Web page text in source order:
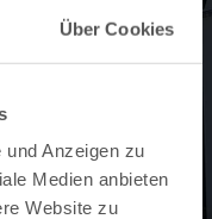
Über Cookies
Anzeigen zu
Medien anbieten
Website zu